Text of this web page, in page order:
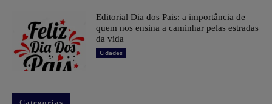
Editorial Dia dos Pais: a importância de
quem nos ensina a caminhar pelas estradas
da vida
Cidades